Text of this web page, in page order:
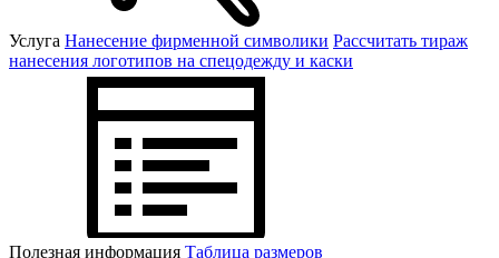
Услуга Нанесение фирменной символики Рассчитать тираж
нанесения логотипов на спецодежду и каски
Полезная информация Таблица размеров